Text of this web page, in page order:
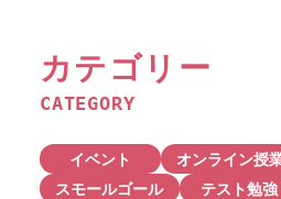
カテゴリー
CATEGORY
イベント オンライン授
スモールゴール
テスト勉強